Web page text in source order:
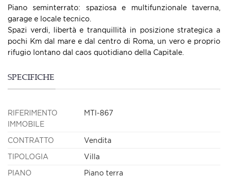
Piano seminterrato: spaziosa e multifunzionale taverna,
garage e locale tecnico.
Spazi verdi, libertà e tranquillità in posizione strategica a
pochi Km dal mare e dal centro di Roma, un vero e proprio
rifugio lontano dal caos quotidiano della Capitale.
SPECIFICHE
RIFERIMENTO
IMMOBILE
MTI-867
CONTRATTO Vendita
TIPOLOGIA Villa
PIANO Piano terra